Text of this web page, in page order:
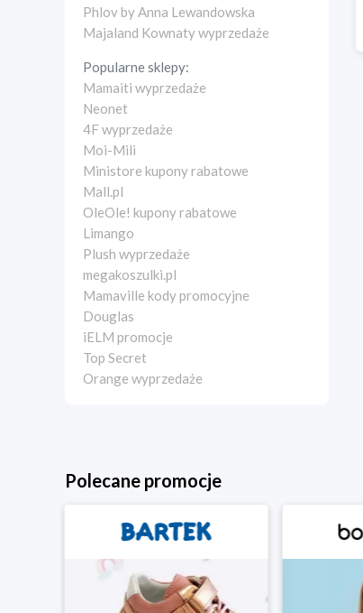
Phlov by Anna Lewandowska
Majaland Kownaty wyprzedaże
Popularne sklepy:
Mamaiti wyprzedaże
Neonet
4F wyprzedaże
Moi-Mili
Ministore kupony rabatowe
Mall.pl
OleOle! kupony rabatowe
Limango
Plush wyprzedaże
megakoszulki.pl
Mamaville kody promocyjne
Douglas
iELM promocje
Top Secret
Orange wyprzedaże
Polecane promocje